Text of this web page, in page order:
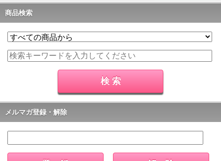
商品検索
メルマガ登録・解除